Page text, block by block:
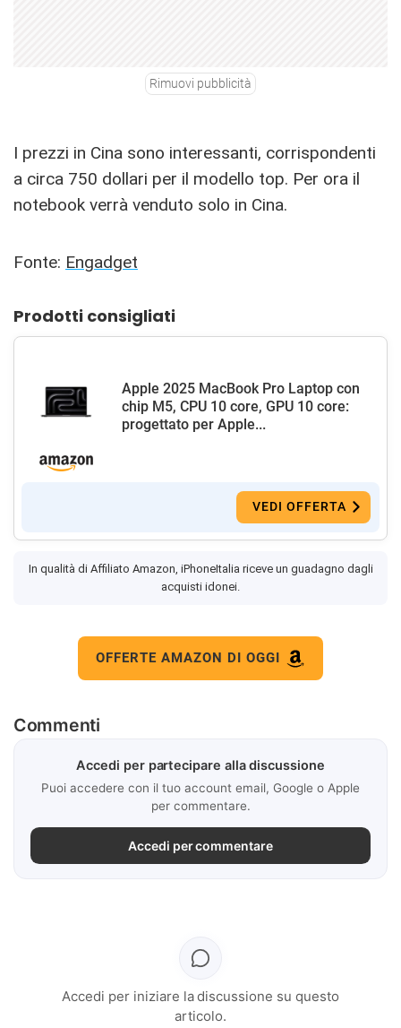
Rimuovi pubblicità
I prezzi in Cina sono interessanti, corrispondenti
a circa 750 dollari per il modello top. Per ora il
notebook verrà venduto solo in Cina.
Fonte: Engadget
Prodotti consigliati
Apple 2025 MacBook Pro Laptop con
chip M5, CPU 10 core, GPU 10 core:
progettato per Apple...
VEDI OFFERTA
In qualità di Affiliato Amazon, iPhoneItalia riceve un guadagno dagli
acquisti idonei.
OFFERTE AMAZON DI OGGI
Commenti
Accedi per partecipare alla discussione
Puoi accedere con il tuo account email, Google o Apple
per commentare.
Accedi per commentare
Accedi per iniziare la discussione su questo
articolo.